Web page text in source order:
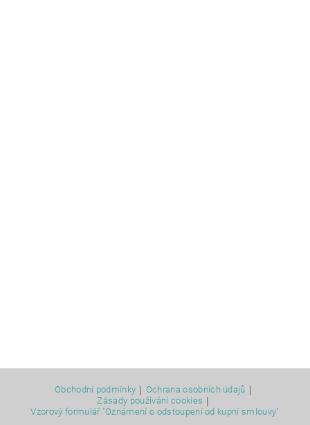
Obchodní podmínky Ochrana osobních údajů
Zásady používání cookies
Vzorový formulář "Oznámení o odstoupení od kupní smlouvy"